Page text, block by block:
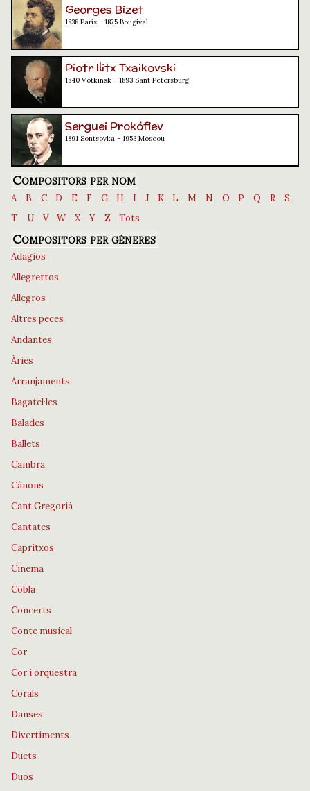
Georges Bizet
1838 París - 1875 Bougival
Piotr Ilitx Txaikovski
1840 Vótkinsk - 1893 Sant Petersburg
Serguei Prokófiev
1891 Sontsovka - 1953 Moscou
Compositors per nom
A B C D E F G H I J K L M N O P Q R
S
T
U V W X Y Z Tots
Compositors per gèneres
Adagios
Allegrettos
Allegros
Altres peces
Andantes
Àries
Arranjaments
Bagatel·les
Balades
Ballets
Cambra
Cànons
Cant Gregorià
Cantates
Capritxos
Cinema
Cobla
Concerts
Conte musical
Cor
Cor i orquestra
Corals
Danses
Divertiments
Duets
Duos